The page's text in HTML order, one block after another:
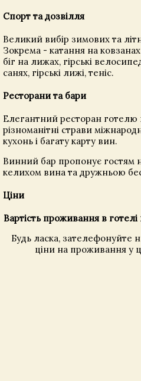
Спорт та дозвілля
Великий вибір зимових та
Зокрема - катання на
біг на лижах, гірські
санях, гірські лижі, теніс.
Ресторани та бари
Елегантний ресторан готелю
різноманітні страви
кухонь і багату карту вин.
Винний бар пропонує гостям
келихом вина та дружньою
Ціни
Вартість проживання в
Будь ласка, зателефонуйте
ціни на проживання у